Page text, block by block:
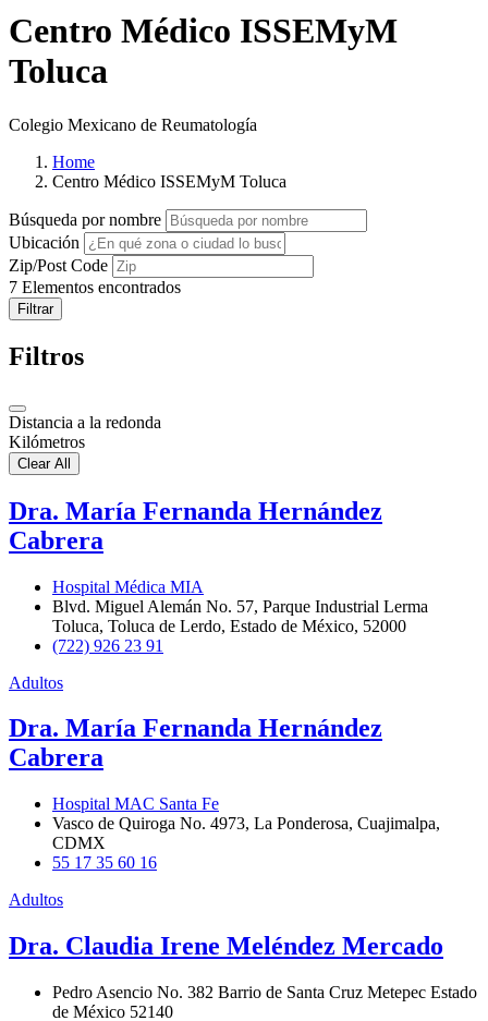
Centro Médico ISSEMyM
Toluca
Colegio Mexicano de Reumatología
Home
Centro Médico ISSEMyM Toluca
Búsqueda por nombre
Ubicación
Zip/Post Code
7 Elementos encontrados
Filtrar
Filtros
Distancia a la redonda
Kilómetros
Clear All
Dra. María Fernanda Hernández
Cabrera
Hospital Médica MIA
Blvd. Miguel Alemán No. 57, Parque Industrial Lerma
Toluca, Toluca de Lerdo, Estado de México, 52000
(722) 926 23 91
Adultos
Dra. María Fernanda Hernández
Cabrera
Hospital MAC Santa Fe
Vasco de Quiroga No. 4973, La Ponderosa, Cuajimalpa,
CDMX
55 17 35 60 16
Adultos
Dra. Claudia Irene Meléndez Mercado
Pedro Asencio No. 382 Barrio de Santa Cruz Metepec Estado
de México 52140